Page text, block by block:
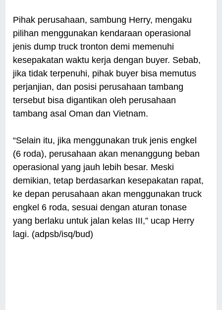
Pihak perusahaan, sambung Herry, mengaku
pilihan menggunakan kendaraan operasional
jenis dump truck tronton demi memenuhi
kesepakatan waktu kerja dengan buyer. Sebab,
jika tidak terpenuhi, pihak buyer bisa memutus
perjanjian, dan posisi perusahaan tambang
tersebut bisa digantikan oleh perusahaan
tambang asal Oman dan Vietnam.
“Selain itu, jika menggunakan truk jenis engkel
(6 roda), perusahaan akan menanggung beban
operasional yang jauh lebih besar. Meski
demikian, tetap berdasarkan kesepakatan rapat,
ke depan perusahaan akan menggunakan truck
engkel 6 roda, sesuai dengan aturan tonase
yang berlaku untuk jalan kelas III,” ucap Herry
lagi. (adpsb/isq/bud)